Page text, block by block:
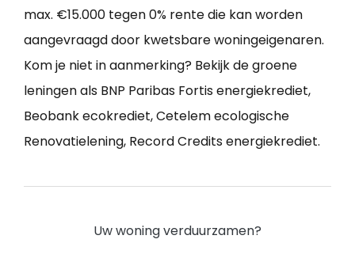
max. €15.000 tegen 0% rente die kan worden
aangevraagd door kwetsbare woningeigenaren.
Kom je niet in aanmerking? Bekijk de groene
leningen als BNP Paribas Fortis energiekrediet,
Beobank ecokrediet, Cetelem ecologische
Renovatielening, Record Credits energiekrediet.
Uw woning verduurzamen?